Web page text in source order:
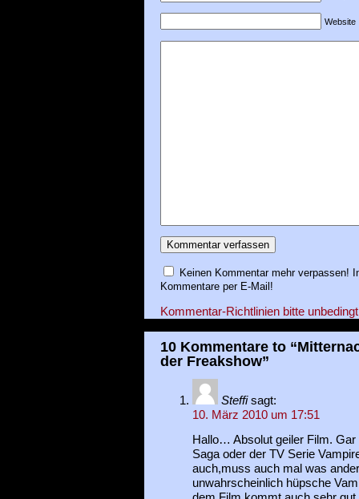
Website
Keinen Kommentar mehr verpassen!
Kommentare per E-Mail!
Kommentar-Richtlinien bitte
10 Kommentare to
der Freakshow”
Steffi sagt:
10. März 2010 um 17:51
Hallo… Absolut geiler Film.
Saga oder der TV Serie
auch,muss auch mal was
unwahrscheinlich hüpsche